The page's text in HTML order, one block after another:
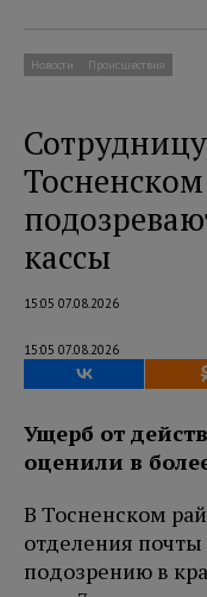
Новости Происшествия
кассы
15:05 07.08.2026
15:05 07.08.2026
Ущерб от
оценили в
В Тосненском
отделения почты
подозрению в